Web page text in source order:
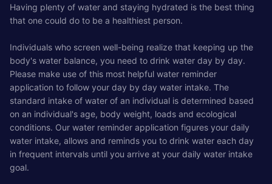
Having plenty of water and staying hydrated is the best thing
that one could do to be a healthiest person.
Individuals who screen well-being realize that keeping up the
body's water balance, you need to drink water day by day.
Please make use of this most helpful water reminder
application to follow your day by day water intake. The
standard intake of water of an individual is determined based
on an individual's age, body weight, loads and ecological
conditions. Our water reminder application figures your daily
water intake, allows and reminds you to drink water each day
in frequent intervals until you arrive at your daily water intake
goal.